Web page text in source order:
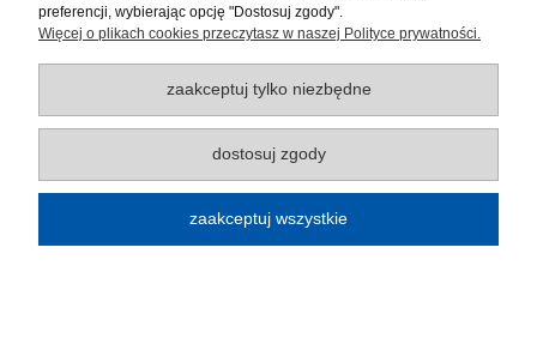
Moje konto
Płatności i dostawa
Informacje
O nas
Regulamin sklepu
preferencji, wybierając opcję "Dostosuj zgody".
Więcej o plikach cookies przeczytasz w naszej Polityce prywatności.
zaakceptuj tylko niezbędne
dostosuj zgody
zaakceptuj wszystkie